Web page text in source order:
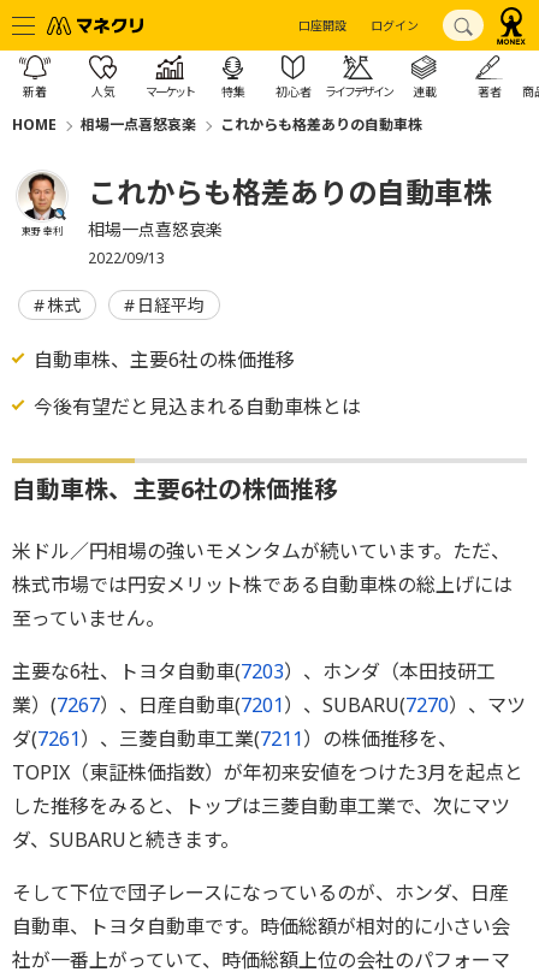
口座開設 ログイン
新着 人気 マーケット 特集 初心者 ライフデザイン 連載 著者 商
HOME 相場一点喜怒哀楽 これからも格差ありの自動車株
東野 幸利
これからも格差ありの自動車株
相場一点喜怒哀楽
2022/09/13
株式 日経平均
自動車株、主要6社の株価推移
今後有望だと見込まれる自動車株とは
自動車株、主要6社の株価推移
米ドル／円相場の強いモメンタムが続いています。ただ、
株式市場では円安メリット株である自動車株の総上げには
至っていません。
主要な6社、トヨタ自動車(7203）、ホンダ（本田技研工
業）(7267）、日産自動車(7201）、SUBARU(7270）、マツ
ダ(7261）、三菱自動車工業(7211）の株価推移を、
TOPIX（東証株価指数）が年初来安値をつけた3月を起点と
した推移をみると、トップは三菱自動車工業で、次にマツ
ダ、SUBARUと続きます。
そして下位で団子レースになっているのが、ホンダ、日産
自動車、トヨタ自動車です。時価総額が相対的に小さい会
社が一番上がっていて、時価総額上位の会社のパフォーマ